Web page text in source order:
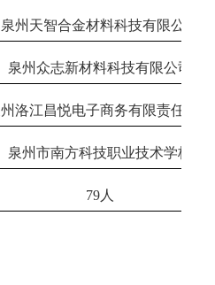
泉州天智合金材料科技有限公司
泉州众志新材料科技有限公司
洛江昌悦电子商务有限责任公司
泉州市南方科技职业技术学校
79人